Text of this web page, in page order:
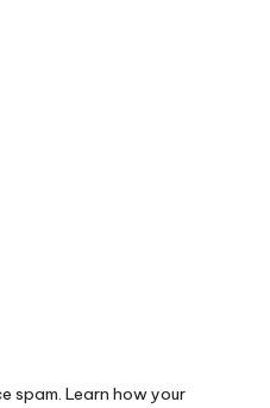
spam. Learn how your